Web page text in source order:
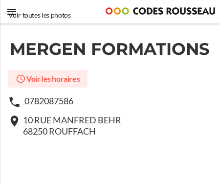
Voir toutes les photos
MERGEN FORMATIONS
Voir les horaires
0782087586
10 RUE MANFRED BEHR
68250 ROUFFACH